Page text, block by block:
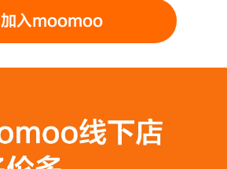
加入moomoo